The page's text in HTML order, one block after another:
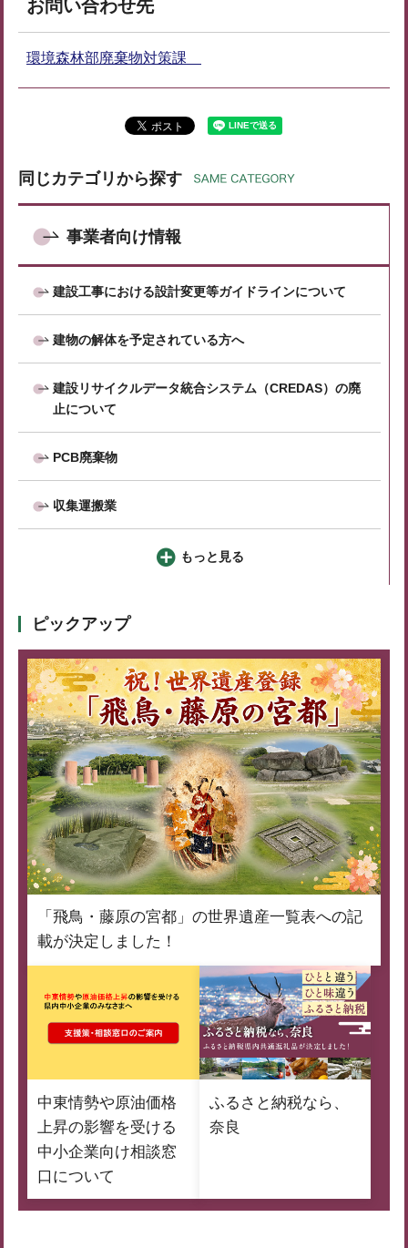
お問い合わせ先
環境森林部廃棄物対策課
同じカテゴリから探す
事業者向け情報
建設工事における設計変更等ガイドラインについて
建物の解体を予定されている方へ
建設リサイクルデータ統合システム（CREDAS）の廃
止について
PCB廃棄物
収集運搬業
もっと見る
ピックアップ
「飛鳥・藤原の宮都」の世界遺産一覧表への記
載が決定しました！
中東情勢や原油価格
上昇の影響を受ける
中小企業向け相談窓
口について
ふるさと納税なら、
奈良